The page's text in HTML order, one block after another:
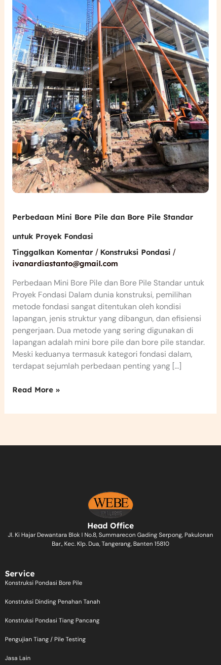
Perbedaan Mini Bore Pile dan Bore Pile Standar
untuk Proyek Fondasi
Tinggalkan Komentar / Konstruksi Pondasi /
ivanardiastanto@gmail.com
Perbedaan Mini Bore Pile dan Bore Pile Standar untuk
Proyek Fondasi Dalam dunia konstruksi, pemilihan
metode fondasi sangat ditentukan oleh kondisi
lapangan, jenis struktur yang dibangun, dan efisiensi
pengerjaan. Dua metode yang sering digunakan di
lapangan adalah mini bore pile dan bore pile standar.
Meski keduanya termasuk kategori fondasi dalam,
terdapat sejumlah perbedaan penting yang […]
untuk
Proyek
Fondasi
Read More »
Head Office
Jl. Ki Hajar Dewantara Blok I No.8, Summarecon Gading Serpong, Pakulonan
Bar., Kec. Klp. Dua, Tangerang, Banten 15810
Service
Konstruksi Pondasi Bore Pile
Konstruksi Dinding Penahan Tanah
Konstruksi Pondasi Tiang Pancang
Pengujian Tiang / Pile Testing
Jasa Lain